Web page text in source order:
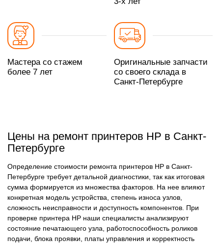
Мастера со стажем
более 7 лет
Оригинальные запчасти
со своего склада в
Санкт-Петербурге
Цены на ремонт принтеров HP в Санкт-
Петербурге
Определение стоимости ремонта принтеров HP в Санкт-
Петербурге требует детальной диагностики, так как итоговая
сумма формируется из множества факторов. На нее влияют
конкретная модель устройства, степень износа узлов,
сложность неисправности и доступность компонентов. При
проверке принтера HP наши специалисты анализируют
состояние печатающего узла, работоспособность роликов
подачи, блока проявки, платы управления и корректность